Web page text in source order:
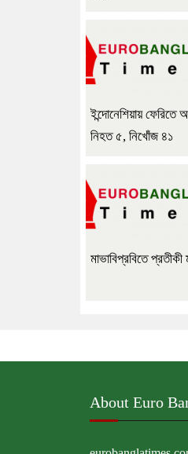
ইন্দোনেশিয়ায়
নিহত ৫, নিখোঁজ ৪১
মাভাবিপ্রবিতে প্রতীকী
About Euro